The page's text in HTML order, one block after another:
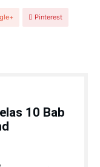
Pinterest
10 Bab